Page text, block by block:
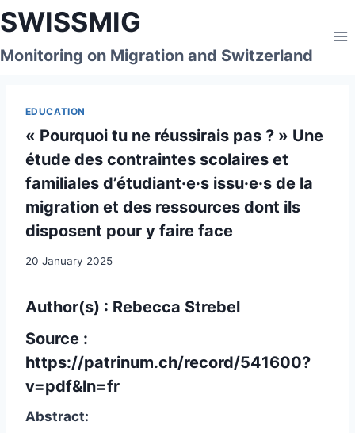
Skip
to
content
SWISSMIG
Monitoring on Migration and Switzerland
EDUCATION
« Pourquoi tu ne réussirais pas ? » Une
étude des contraintes scolaires et
familiales d’étudiant·e·s issu·e·s de la
migration et des ressources dont ils
disposent pour y faire face
20 January 2025
Author(s) : Rebecca Strebel
Source :
https://patrinum.ch/record/541600?
v=pdf&ln=fr
Abstract: